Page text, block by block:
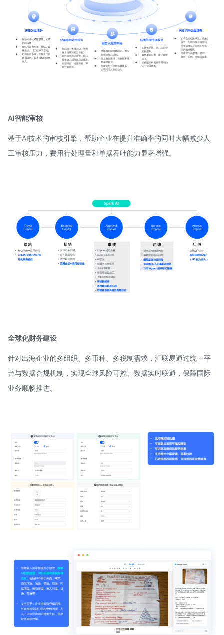
AI智能审核
基于AI技术的审核引擎，帮助企业在提升准确率的同时大幅减少人
工审核压力，费用行处理量和单据吞吐能力显著增强。
全球化财务建设
针对出海企业的多组织、多币种、多税制需求，汇联易通过统一平
台与数据合规机制，实现全球风险可控、数据实时联通，保障国际
业务顺畅推进。